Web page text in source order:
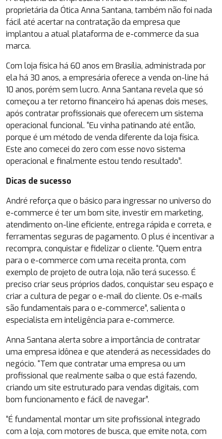
proprietária da Ótica Anna Santana, também não foi nada
fácil até acertar na contratação da empresa que
implantou a atual plataforma de e-commerce da sua
marca.
Com loja física há 60 anos em Brasília, administrada por
ela há 30 anos, a empresária oferece a venda on-line há
10 anos, porém sem lucro. Anna Santana revela que só
começou a ter retorno financeiro há apenas dois meses,
após contratar profissionais que oferecem um sistema
operacional funcional. “Eu vinha patinando até então,
porque é um método de venda diferente da loja física.
Este ano comecei do zero com esse novo sistema
operacional e finalmente estou tendo resultado”.
Dicas de sucesso
André reforça que o básico para ingressar no universo do
e-commerce é ter um bom site, investir em marketing,
atendimento on-line eficiente, entrega rápida e correta, e
ferramentas seguras de pagamento. O plus é incentivar a
recompra, conquistar e fidelizar o cliente. “Quem entra
para o e-commerce com uma receita pronta, com
exemplo de projeto de outra loja, não terá sucesso. É
preciso criar seus próprios dados, conquistar seu espaço e
criar a cultura de pegar o e-mail do cliente. Os e-mails
são fundamentais para o e-commerce”, salienta o
especialista em inteligência para e-commerce.
Anna Santana alerta sobre a importância de contratar
uma empresa idônea e que atenderá as necessidades do
negócio. “Tem que contratar uma empresa ou um
profissional que realmente saiba o que está fazendo,
criando um site estruturado para vendas digitais, com
bom funcionamento e fácil de navegar”.
“É fundamental montar um site profissional integrado
com a loja, com motores de busca, que emite nota, com